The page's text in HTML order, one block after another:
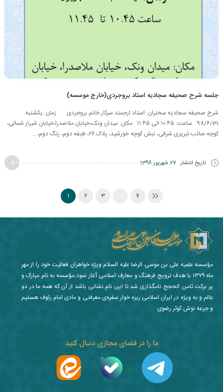
جلسه شرح صحیفه سجادیه استاد بروجردی(خارج موسسه)
شرح صحیفه سجادیه سخنران: استاد ارجمند سرکار خانم بروجردی زمان: یکشنبه
98/6/31 ساعت: ۱۰:۴۵ الی ۱۱:۴۵ مکان: میدان ونک،خیابان ملاصدرا،خیابان شیراز شمالی،
کوچه صائب تبریزی شرقی، نبش کوچه خورشید، پلاک ۲۶، طبقه دوم، زنگ دوم، ...
تاریخ انتشار 27 شهریور 1398
1 2 3 7
ما را در فضای مجازی دنبال کنید
مؤسسه علمیه علی بن موسی الرضا علیه السلام ویژه خواهران فعالیت خود را از مهر
ماه ۱۳۷۹ با هدف ترویج فرهنگ و معارف اسلامی آغاز نمود.مؤسسه به نام مبارک و
پر برکت ثامن الحجج نامگذاری شد تا این نام نشانی باشد از آن که همه ما در دو
عالم و به ویژه در ایران اسلامی ریزه خوار سفره‌ی معرفتی و مادی امام رئوف هستیم
و جرعه نوش کوثر رضوی.